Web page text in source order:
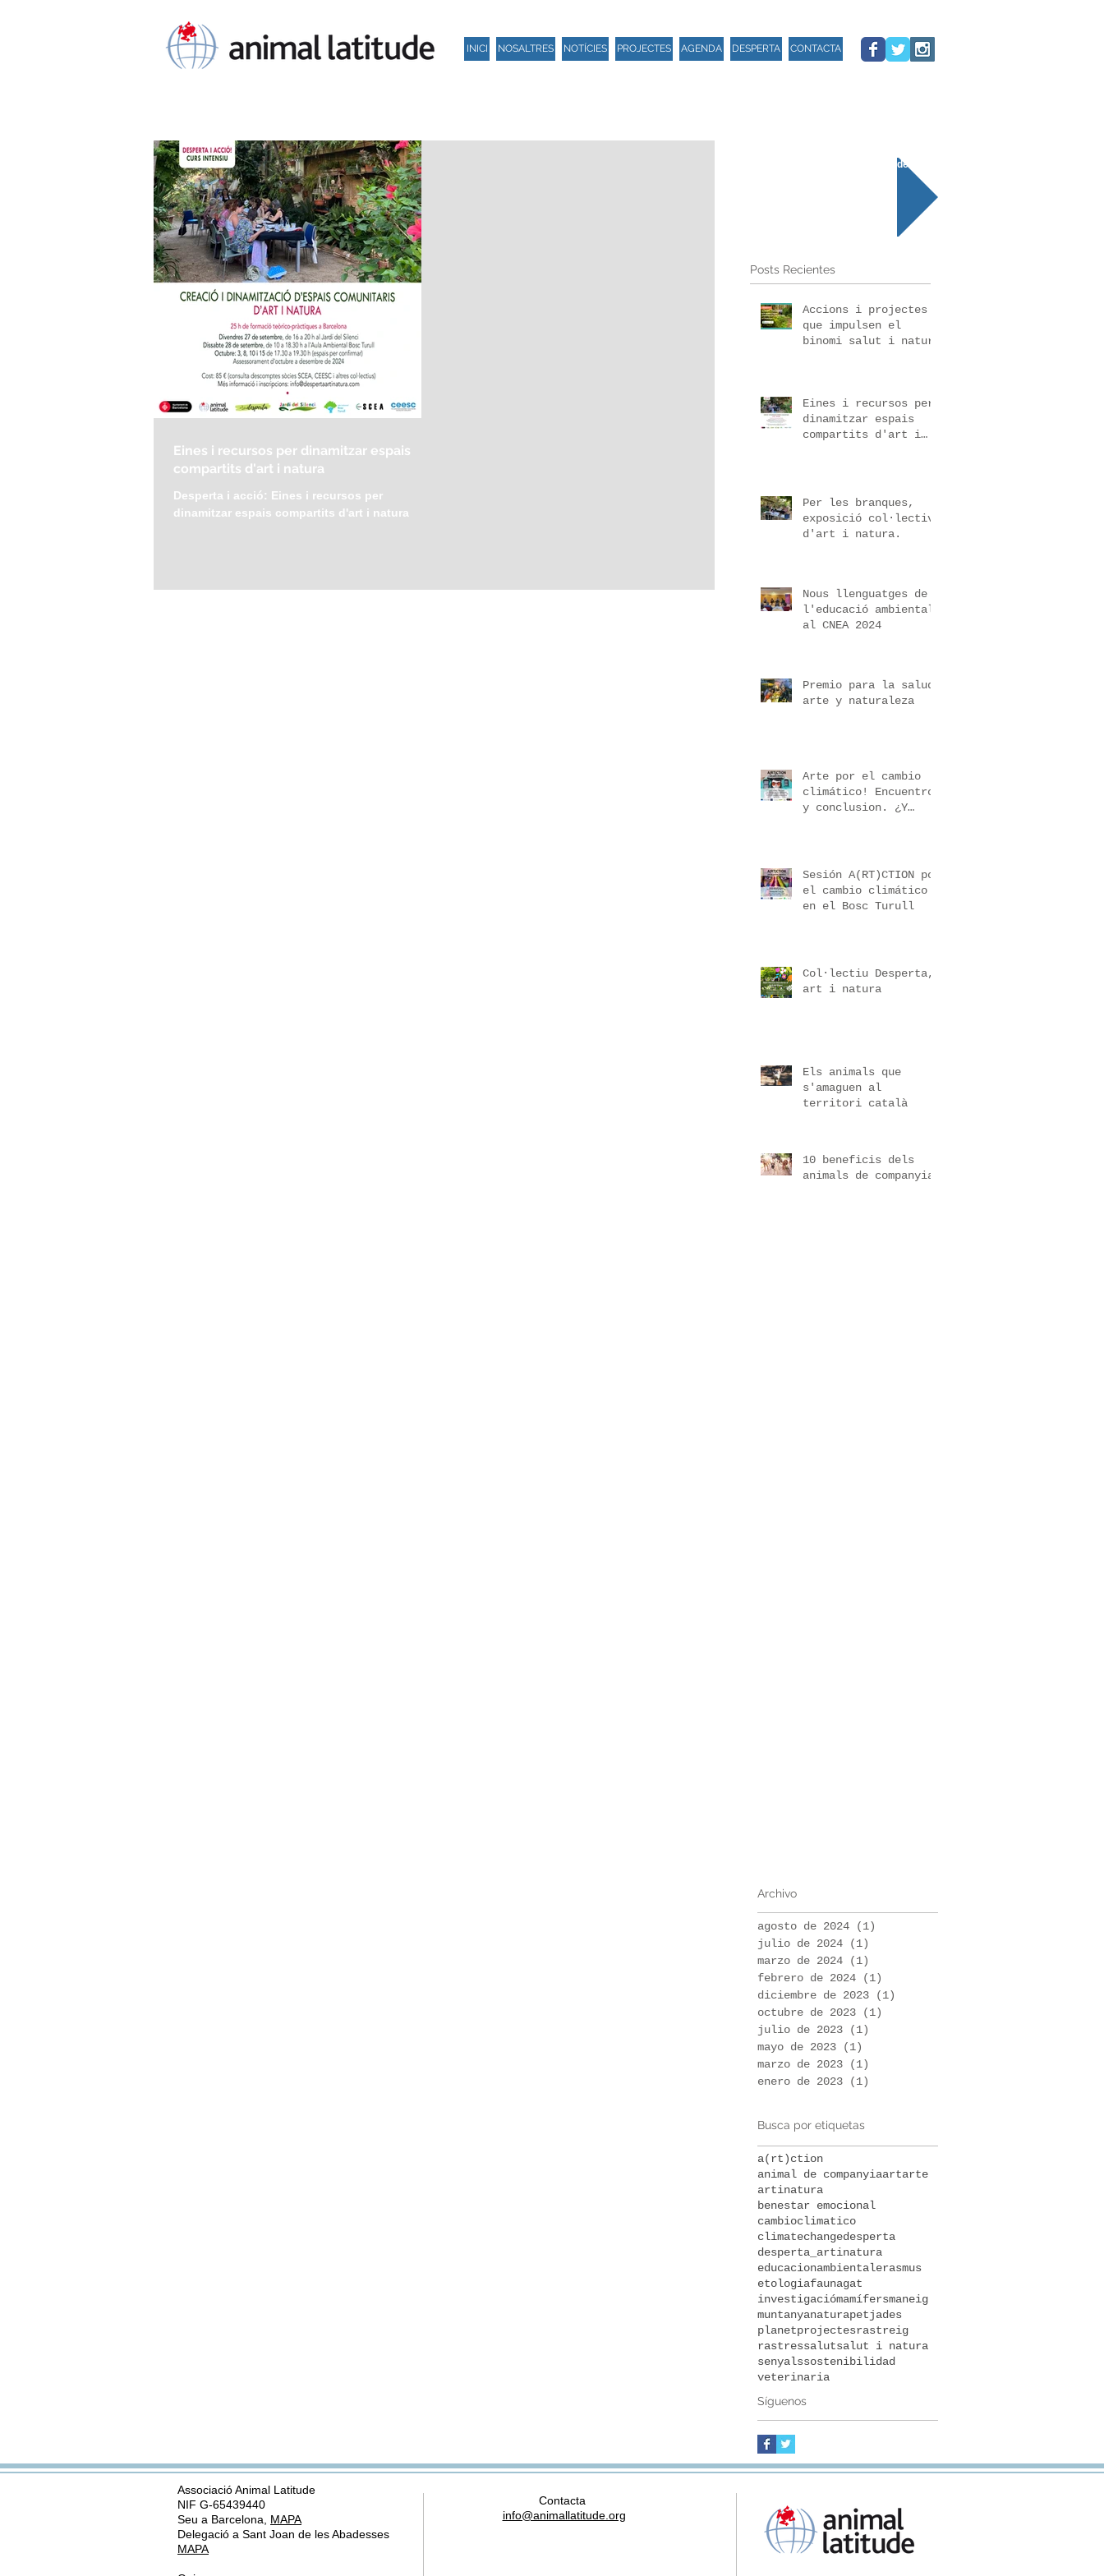
INICI NOSALTRES NOTÍCIES PROJECTES AGENDA DESPERTA CONTACTA
Eines i recursos per dinamitzar espais
compartits d'art i natura
Desperta i acció: Eines i recursos per
dinamitzar espais compartits d'art i natura
Ir al calendario de actividades
Posts Recientes
Accions i projectes
que impulsen el
binomi salut i natura
Eines i recursos per
dinamitzar espais
compartits d'art i
Per les branques,
exposició col·lectiva
d'art i natura.
Nous llenguatges de
l'educació ambiental
al CNEA 2024
Premio para la salud,
arte y naturaleza
Arte por el cambio
climático! Encuentro
y conclusion. ¿Y
Sesión A(RT)CTION por
el cambio climático
en el Bosc Turull
Col·lectiu Desperta,
art i natura
Els animals que
s'amaguen al
territori català
10 beneficis dels
animals de companyia
Archivo
agosto de 2024 (1)
julio de 2024
(1)
marzo de 2024
(1)
febrero de 2024
(1)
diciembre de 2023
(1)
octubre de 2023
(1)
julio de 2023
(1)
mayo de 2023
(1)
marzo de 2023
(1)
enero de 2023
(1)
Busca por etiquetas
a(rt)ction
animal de companyiaartarte
artinatura
benestar emocional
cambioclimatico
climatechangedesperta
desperta_artinatura
educacionambientalerasmus
etologiafaunagat
investigaciómamífersmaneig
muntanyanaturapetjades
planetprojectesrastreig
rastressalutsalut i natura
senyalssostenibilidad
veterinaria
Síguenos
Associació Animal Latitude
NIF G-65439440
Seu a Barcelona, MAPA
Delegació a Sant Joan de les Abadesses
MAPA
Contacta
info@animallatitude.org